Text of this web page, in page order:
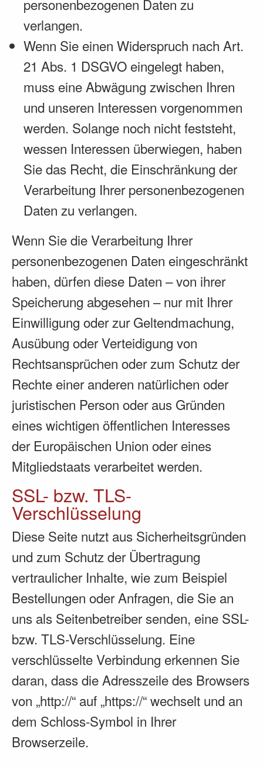
personenbezogenen Daten zu
verlangen.
Wenn Sie einen Widerspruch nach Art.
21 Abs. 1 DSGVO eingelegt haben,
muss eine Abwägung zwischen Ihren
und unseren Interessen vorgenommen
werden. Solange noch nicht feststeht,
wessen Interessen überwiegen, haben
Sie das Recht, die Einschränkung der
Verarbeitung Ihrer personenbezogenen
Daten zu verlangen.
Wenn Sie die Verarbeitung Ihrer
personenbezogenen Daten eingeschränkt
haben, dürfen diese Daten – von ihrer
Speicherung abgesehen – nur mit Ihrer
Einwilligung oder zur Geltendmachung,
Ausübung oder Verteidigung von
Rechtsansprüchen oder zum Schutz der
Rechte einer anderen natürlichen oder
juristischen Person oder aus Gründen
eines wichtigen öffentlichen Interesses
der Europäischen Union oder eines
Mitgliedstaats verarbeitet werden.
SSL- bzw. TLS-
Verschlüsselung
Diese Seite nutzt aus Sicherheitsgründen
und zum Schutz der Übertragung
vertraulicher Inhalte, wie zum Beispiel
Bestellungen oder Anfragen, die Sie an
uns als Seitenbetreiber senden, eine SSL-
bzw. TLS-Verschlüsselung. Eine
verschlüsselte Verbindung erkennen Sie
daran, dass die Adresszeile des Browsers
von „http://“ auf „https://“ wechselt und an
dem Schloss-Symbol in Ihrer
Browserzeile.